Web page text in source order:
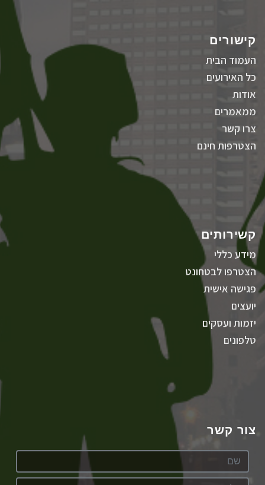
קישורים
העמוד הבית
כל האירועים
אודות
ממאמרים
צרו קשר
הצטרפות חינם
קשירותים
מידע כללי
הצטרפו לבטחונט
פגישה אישית
יועצים
יזמות ועסקים
טלפונים
צור קשר